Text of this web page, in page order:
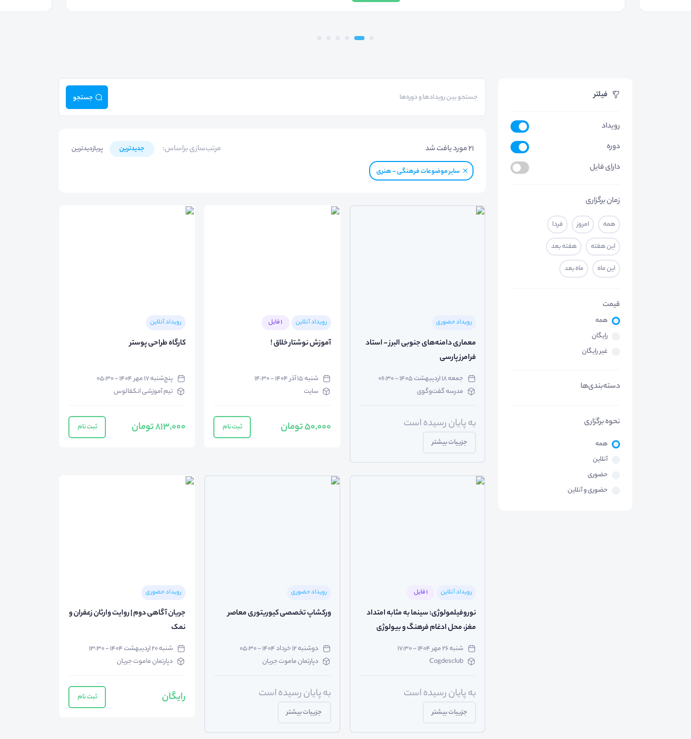
فیلتر
رویداد
دوره
دارای فایل
زمان برگزاری
همه امروز فردا
این هفته هفته بعد
این ماه ماه بعد
قیمت
همه
رایگان
غیر رایگان
دسته‌بندی‌ها
نحوه برگزاری
همه
آنلاین
حضوری
حضوری و آنلاین
جستجو
21مورد یافت شد مرتب‌سازی براساس: جدیدترین پربازدیدترین
سایر موضوعات فرهنگی - هنری
رویداد حضوری
معماری دامنه‌های جنوبی البرز - استاد
فرامرز پارسی
جمعه ۱۸ اردیبهشت ۱۴۰۵ - ۰۶:۳۰
مدرسه گفت‌وگوی
به پایان رسیده است
جزییات بیشتر
رویداد آنلاین 1 فایل
آموزش نوشتار خلاق !
شنبه ۱۵ آذر ۱۴۰۴ - ۱۴:۳۰
سایت
50,000 تومان ثبت نام
رویداد آنلاین
کارگاه طراحی پوستر
پنج‌شنبه ۱۷ مهر ۱۴۰۴ - ۰۵:۳۰
تیم آموزشی انکفالوس
813,000 تومان ثبت نام
رویداد آنلاین 1 فایل
نوروفیلمولوژی: سینما به مثابه امتداد
مغز، محل ادغام فرهنگ و بیولوژی
شنبه ۲۶ مهر ۱۴۰۴ - ۱۷:۳۰
Cogdesclub
به پایان رسیده است
جزییات بیشتر
رویداد حضوری
ورکشاپ تخصصی کیوریتوری معاصر
دوشنبه ۱۲ خرداد ۱۴۰۴ - ۰۵:۳۰
دپارتمان ماموت جریان
به پایان رسیده است
جزییات بیشتر
رویداد حضوری
جریان آگاهی دوم | روایت وارثان زعفران و
نمک
شنبه ۲۰ اردیبهشت ۱۴۰۴ - ۱۳:۳۰
دپارتمان ماموت جریان
رایگان ثبت نام